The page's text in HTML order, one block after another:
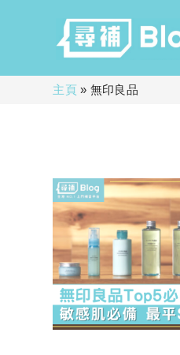
主頁» 無印良品